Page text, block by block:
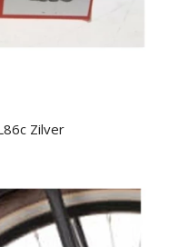
Zilver